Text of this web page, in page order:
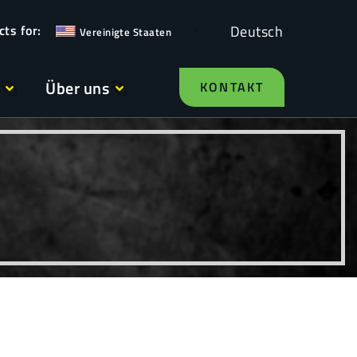
Vereinigte Staaten Deutsch
Über uns KONTAKT